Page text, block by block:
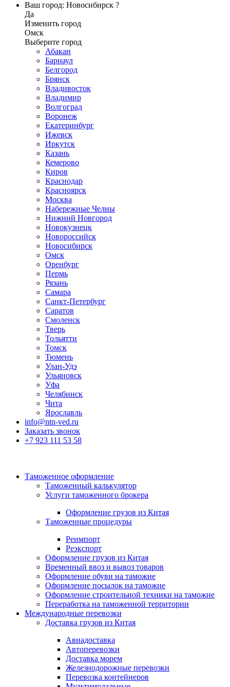
Ваш город: Новосибирск ?
Да
Изменить город
Омск
Выберите город
Абакан
Барнаул
Белгород
Брянск
Владивосток
Владимир
Волгоград
Воронеж
Екатеринбург
Ижевск
Иркутск
Казань
Кемерово
Киров
Краснодар
Красноярск
Москва
Набережные Челны
Нижний Новгород
Новокузнецк
Новороссийск
Новосибирск
Омск
Оренбург
Пермь
Рязань
Самара
Санкт-Петербург
Саратов
Смоленск
Тверь
Тольятти
Томск
Тюмень
Улан-Удэ
Ульяновск
Уфа
Челябинск
Чита
Ярославль
info@ntn-ved.ru
Заказать звонок
+7 923 111 53 58
Таможенное оформление
Таможенный калькулятор
Услуги таможенного брокера
Оформление грузов из Китая
Таможенные процедуры
Реимпорт
Реэкспорт
Оформление грузов из Китая
Временный ввоз и вывоз товаров
Оформление обуви на таможне
Оформление посылок на таможне
Оформление строительной техники на таможне
Переработка на таможенной территории
Международные перевозки
Доставка грузов из Китая
Авиадоставка
Автоперевозки
Доставка морем
Железнодорожные перевозки
Перевозка контейнеров